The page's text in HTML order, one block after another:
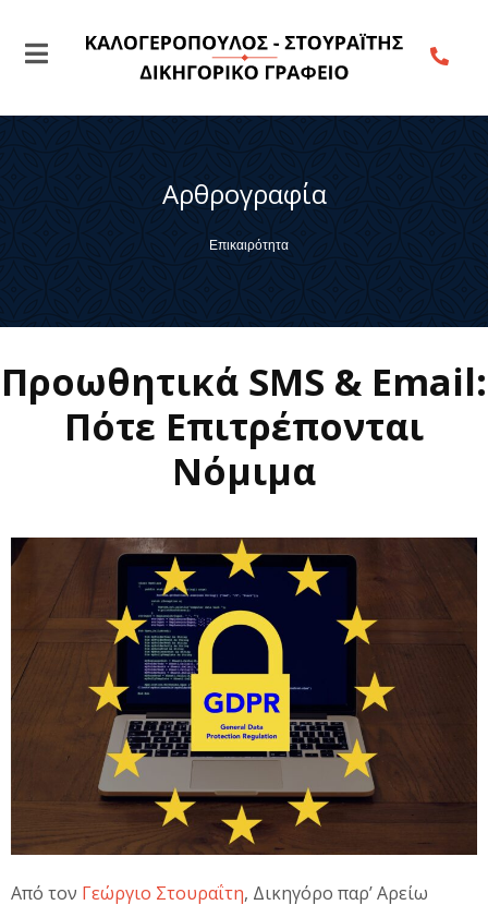
Αρθρογραφία
Επικαιρότητα
Προωθητικά SMS & Email:
Πότε Επιτρέπονται
Νόμιμα
Από τον Γεώργιο Στουραΐτη, Δικηγόρο παρ’ Αρείω